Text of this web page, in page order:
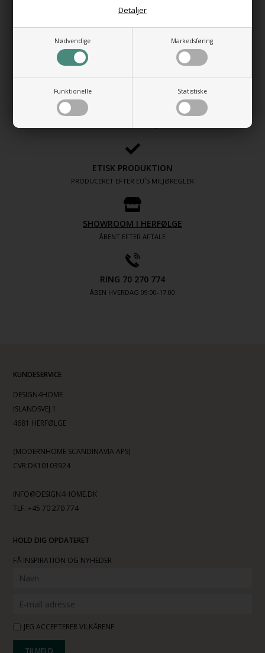
Nødvendige Markedsføring
Funktionelle Statistiske
Detaljer
ETISK PRODUKTION
PRODUCERET EFTER EU´S MILJØREGLER
SHOWROOM I HERFØLGE
ÅBENT EFTER AFTALE
RING 70 270 774
ÅBEN HVERDAG 09:00-17.00
KUNDESERVICE
DESIGN4HOME
ISLANDSVEJ 1
4681 HERFØLGE
(MODERNHOME SCANDINAVIA APS)
CVR:DK10103924
INFO@DESIGN4HOME.DK
TLF. +45 70 270 774
HOLD DIG OPDATERET
FÅ INSPIRATION OG NYHEDER
JEG ACCEPTERER VILKÅRENE